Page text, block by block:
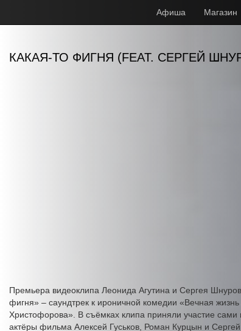
Афиша Магазин
КАКАЯ-ТО ФИГНЯ (FEAT. СЕРГЕЙ
Премьера видеоклипа Леонида Агутина и Сергея
фигня» – саундтрек к ироничной комедии «Вечная
Христофорова». В съёмках клипа приняли участие сами
актёры фильма Алексей Гуськов, Роман Курцын и